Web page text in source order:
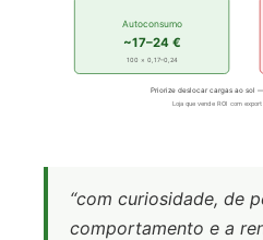
Autoconsumo
~17–24 €
100 × 0,17–0,24
Priorize deslocar cargas ao sol
Loja que vende ROI com
“com curiosidade, de
comportamento e a